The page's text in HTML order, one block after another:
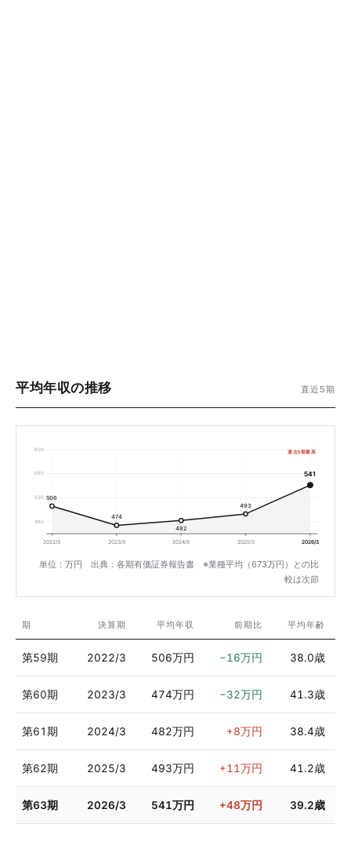
平均年収の推移 直近5期
600
560
520
480
506
474
482
493
541
過去5期最高
2022/3 2023/3 2024/3 2025/3 2026/3
単位：万円 出典：各期有価証券報告書 ※業種平均（673万円）との比
較は次節
期 決算期 平均年収 前期比 平均年齢
第59期 2022/3 506万円 −16万円 38.0歳
第60期 2023/3 474万円 −32万円 41.3歳
第61期 2024/3 482万円 +8万円 38.4歳
第62期 2025/3 493万円 +11万円 41.2歳
第63期 2026/3 541万円 +48万円 39.2歳